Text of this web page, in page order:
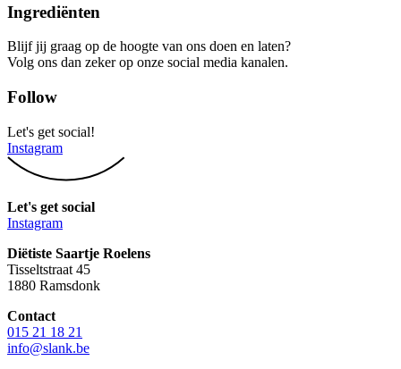
Ingrediënten
Blijf jij graag op de hoogte van ons doen en laten?
Volg ons dan zeker op onze social media kanalen.
Follow
Let's get social!
Instagram
Let's get social
Instagram
Diëtiste Saartje Roelens
Tisseltstraat 45
1880 Ramsdonk
Contact
015 21 18 21
info@slank.be